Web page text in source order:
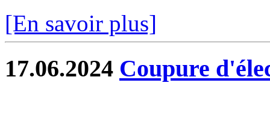
[En savoir plus]
17.06.2024 Coupure